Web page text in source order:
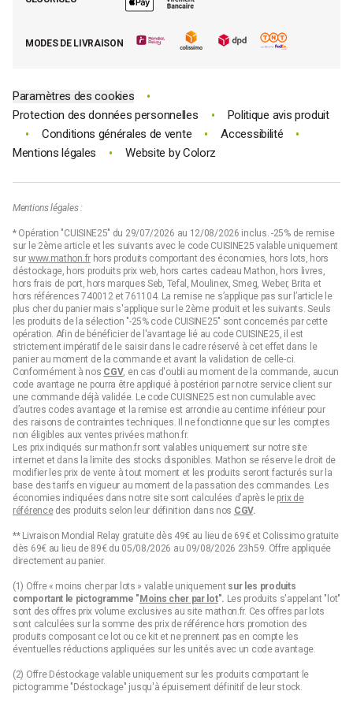
MODES DE LIVRAISON
Paramètres des cookies •
Protection des données personnelles • Politique avis produit
• Conditions générales de vente • Accessibilité •
Mentions légales • Website byColorz
Mentions légales :
* Opération "CUISINE25" du 29/07/2026 au 12/08/2026 inclus. -25% de remise
sur le 2ème article et les suivants avec le code CUISINE25 valable uniquement
sur www.mathon.frhors produits comportant des économies, hors lots, hors
déstockage, hors produits prix web, hors cartes cadeau Mathon, hors livres,
hors frais de port, hors marques Seb, Tefal, Moulinex, Smeg, Weber, Brita et
hors références 740012 et 761104. La remise ne s’applique pas sur l’article le
plus cher du panier mais s'applique sur le 2ème produit et les suivants. Seuls
les produits de la sélection "-25% code CUISINE25" sont concernés par cette
opération. Afin de bénéficier de l'avantage lié au code CUISINE25, il est
strictement impératif de le saisir dans le cadre réservé à cet effet dans le
panier au moment de la commande et avant la validation de celle-ci.
Conformément à nos CGV, en cas d'oubli au moment de la commande, aucun
code avantage ne pourra être appliqué à postériori par notre service client sur
une commande déjà validée. Le code CUISINE25 est non cumulable avec
d’autres codes avantage et la remise est arrondie au centime inférieur pour
des raisons de contraintes techniques. Il ne fonctionne que sur les comptes
non éligibles aux ventes privées mathon.fr.
Les prix indiqués sur mathon.fr sont valables uniquement sur notre site
internet et dans la limite des stocks disponibles. Mathon se réserve le droit de
modifier les prix de vente à tout moment et les produits seront facturés sur la
base des tarifs en vigueur au moment de la passation des commandes. Les
économies indiquées dans notre site sont calculées d'après le prix de
référencedes produits selon leur définition dans nos CGV.
** Livraison Mondial Relay gratuite dès 49€ au lieu de 69€ et Colissimo gratuite
dès 69€ au lieu de 89€ du 05/08/2026 au 09/08/2026 23h59. Offre appliquée
directement au panier.
(1) Offre « moins cher par lots » valable uniquement sur les produits
comportant le pictogramme "Moins cher par lot". Les produits s'appelant "lot"
sont des offres prix volume exclusives au site mathon.fr. Ces offres par lots
sont calculées sur la somme des prix de référence hors promotion des
produits composant ce lot ou ce kit et ne prennent pas en compte les
éventuelles réductions appliquées sur les unités avec un code avantage.
(2) Offre Déstockage valable uniquement sur les produits comportant le
pictogramme "Déstockage" jusqu'à épuisement définitif de leur stock.